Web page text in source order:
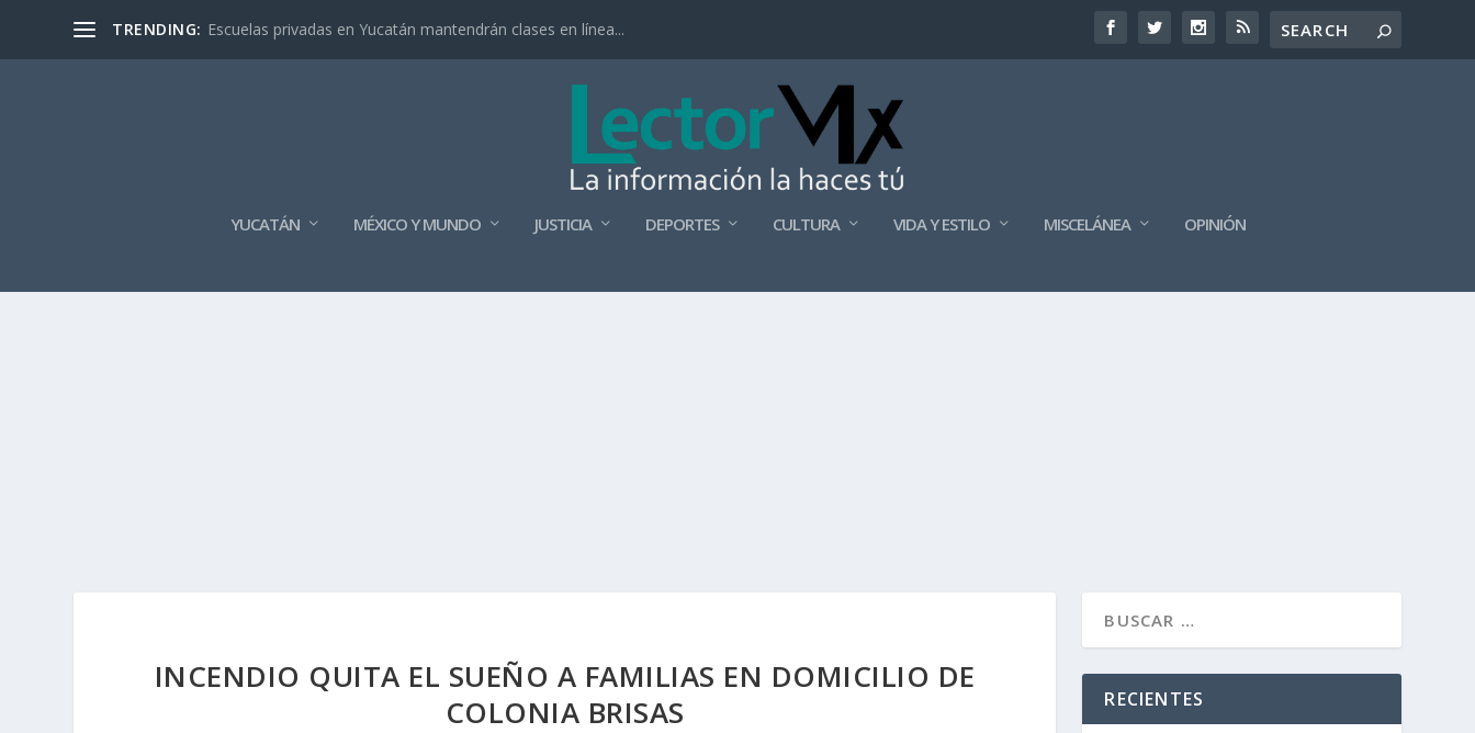
TRENDING: Escuelas privadas en Yucatán mantendrán clases en línea...
YUCATÁN MÉXICO Y MUNDO JUSTICIA DEPORTES CULTURA VIDA Y ESTILO MISCELÁNEA OPINIÓN
INCENDIO QUITA EL SUEÑO A FAMILIAS EN DOMICILIO DE
COLONIA BRISAS
RECIENTES